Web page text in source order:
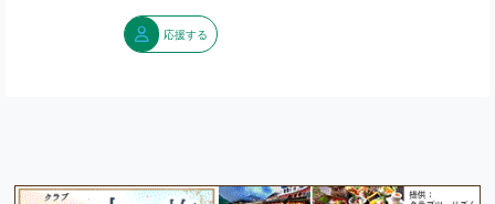
応援する